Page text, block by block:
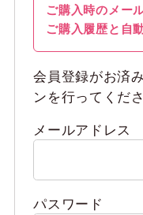
ご購入時のメー
ご購入履歴と自
会員登録がお済
ンを行ってくださ
メールアドレス
パスワード